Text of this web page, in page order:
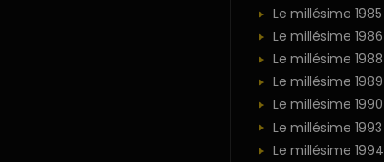
Le millésime 1985
Le millésime 1986
Le millésime 1988
Le millésime 1989
Le millésime 1990
Le millésime 1993
Le millésime 1994